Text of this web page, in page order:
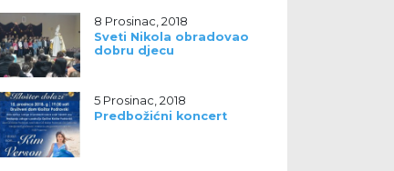
8 Prosinac, 2018
Sveti Nikola obradovao
dobru djecu
5 Prosinac, 2018
Predbožićni koncert